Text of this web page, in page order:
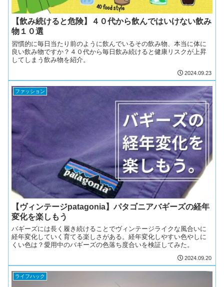
【飲み続けると危険】４０代から飲んではいけない飲み
物１０選
習慣的に毎日当たり前のように飲んでいるその飲み物、本当に体に
良い飲み物ですか？４０代から毎日飲み続けると健康リスクが上昇
してしまう飲み物を紹介。
2024.09.23
ファッション
【ヴィンテージpatagonia】パタゴニアバギーズの経年
変化を楽しもう
バギーズには長く履き続けることでヴィンテージライクな風合いに
経年変化していく育てる楽しさがある。経年変化しやすい色やしに
くい色は？愛用中のバギーズの色落ち度合いを検証してみた。
2024.09.20
ライフハック